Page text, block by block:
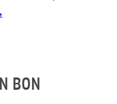
.
BON